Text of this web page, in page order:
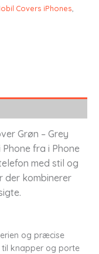
Covers iPhones
Grøn – Grey
fra i Phone
med stil og
der kombinerer
og præcise
knapper og porte